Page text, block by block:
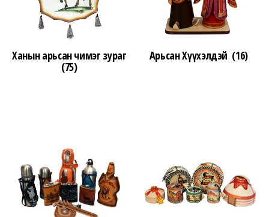
Ханын арьсан чимэг зураг
(75)
Арьсан Хүүхэлдэй (16)